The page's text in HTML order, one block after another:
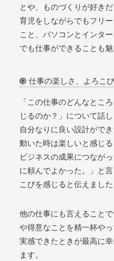
とや、ものづくりが好き
育児をしながらでもフリ
こと、パソコンとインタ
でも仕事ができることも
仕事の楽しさ、よろこび
「この仕事のどんなとこ
じるのか？」について話し
自分なりに良い設計がで
動いた時は楽しいと感じ
ビジネスの成果につなが
に頼んでよかった。」と
こびを感じると伝えました
他の仕事にも言えること
や得意なことを精一杯や
実感できたときが最高に
ます。